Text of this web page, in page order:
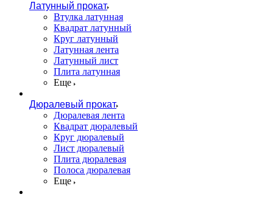
Латунный прокат
Втулка латунная
Квадрат латунный
Круг латунный
Латунная лента
Латунный лист
Плита латунная
Еще
Дюралевый прокат
Дюралевая лента
Квадрат дюралевый
Круг дюралевый
Лист дюралевый
Плита дюралевая
Полоса дюралевая
Еще